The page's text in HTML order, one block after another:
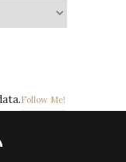
Follow Me!